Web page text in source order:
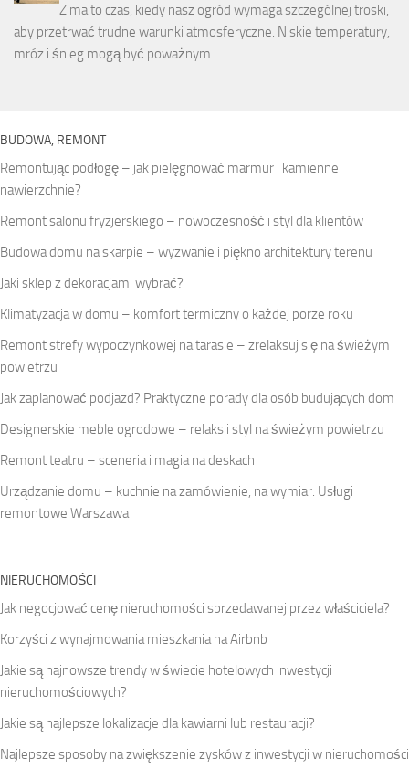
Zima to czas, kiedy nasz ogród wymaga szczególnej troski,
aby przetrwać trudne warunki atmosferyczne. Niskie temperatury,
mróz i śnieg mogą być poważnym …
BUDOWA, REMONT
Remontując podłogę – jak pielęgnować marmur i kamienne
nawierzchnie?
Remont salonu fryzjerskiego – nowoczesność i styl dla klientów
Budowa domu na skarpie – wyzwanie i piękno architektury terenu
Jaki sklep z dekoracjami wybrać?
Klimatyzacja w domu – komfort termiczny o każdej porze roku
Remont strefy wypoczynkowej na tarasie – zrelaksuj się na świeżym
powietrzu
Jak zaplanować podjazd? Praktyczne porady dla osób budujących dom
Designerskie meble ogrodowe – relaks i styl na świeżym powietrzu
Remont teatru – sceneria i magia na deskach
Urządzanie domu – kuchnie na zamówienie, na wymiar. Usługi
remontowe Warszawa
NIERUCHOMOŚCI
Jak negocjować cenę nieruchomości sprzedawanej przez właściciela?
Korzyści z wynajmowania mieszkania na Airbnb
Jakie są najnowsze trendy w świecie hotelowych inwestycji
nieruchomościowych?
Jakie są najlepsze lokalizacje dla kawiarni lub restauracji?
Najlepsze sposoby na zwiększenie zysków z inwestycji w nieruchomości